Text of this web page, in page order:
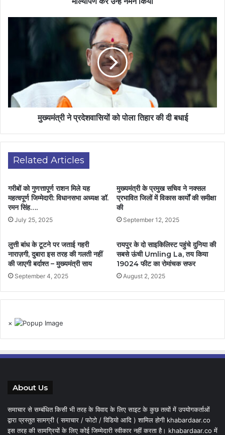
मुख्यमंत्री ने प्रदेशवासियों को पोला तिहार की दी बधाई
Related Articles
गरीबों को गुणत्तापूर्ण राशन मिले यह
महत्वपूर्ण जिम्मेदारी: विधानसभा अध्यक्ष डॉ.
रमन सिंह….
July 25, 2025
मुख्यमंत्री के प्रमुख सचिव ने नक्सल
प्रभावित जिलों में विकास कार्यों की समीक्षा
की
September 12, 2025
लुत्ती बांध के टूटने पर जताई गहरी
नाराज़गी, दुबारा इस तरह की गलती नहीं
की जाएगी बर्दाश्त – मुख्यमंत्री साय
September 4, 2025
रायपुर के दो साइकिलिस्ट पहुंचे दुनिया की
सबसे ऊंची Umling La, तय किया
19024 फीट का रोमांचक सफर
August 2, 2025
×
About Us
समाचार से सम्बंधित किसी भी तरह के विवाद के लिए साइट के कुछ तत्वों में उपयोगकर्ताओं
द्वारा प्रस्तुत सामग्री ( समाचार / फोटो / विडियो आदि ) शामिल होगी khabardaar.co
इस तरह की सामग्रियों के लिए कोई जिम्मेदारी स्वीकार नहीं करता है। khabardaar.co में